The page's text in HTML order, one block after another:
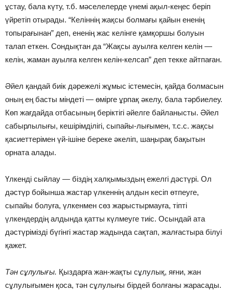
ұстау, бала күту, т.б. мәселелерде үнемi ақыл-кеңес берiп
үйретiп отырады. “Келiннiң жақсы болмағы қайын ененiң
топырағынан” деп, ененiң жас келiнге қамқоршы болуын
талап еткен. Сондықтан да “Жақсы ауылға келген келiн —
келiн, жаман ауылға келген келiн-келсап” деп текке айтпаған.
Әйел қандай биiк дәрежелi жұмыс iстемесiн, қайда болмасын
оның ең басты мiндетi — өмiрге ұрпақ әкелу, бала тәрбиелеу.
Көп жағдайда отбасының берiктiгi әйелге байланысты. Әйел
сабырлылығы, кешiрiмдiлiгi, сыпайы-лығымен, т.с.с. жақсы
қасиеттерiмен үй-iшiне береке әкелiп, шаңырақ бақытын
орната алады.
Үлкендi сыйлау — бiздiң халқымыздың ежелгi дәстүрi. Ол
дәстүр бойынша жастар үлкеннiң алдын кесiп өтпеуге,
сыпайы болуға, үлкенмен сөз жарыстырмауға, тiптi
үлкендердiң алдында қатты күлмеуге тиiс. Осындай ата
дәстүрiмiздi бүгiнгi жастар жадында сақтап, жалғастыра бiлуi
қажет.
Тән сұлулығы. Қыздарға жан-жақты сұлулық, яғни, жан
сұлулығымен қоса, тән сұлулығы бiрдей болғаны жарасады.